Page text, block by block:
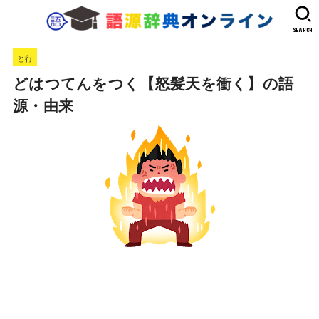
SEARCH
と行
どはつてんをつく【怒髪天を衝く】の語
源・由来